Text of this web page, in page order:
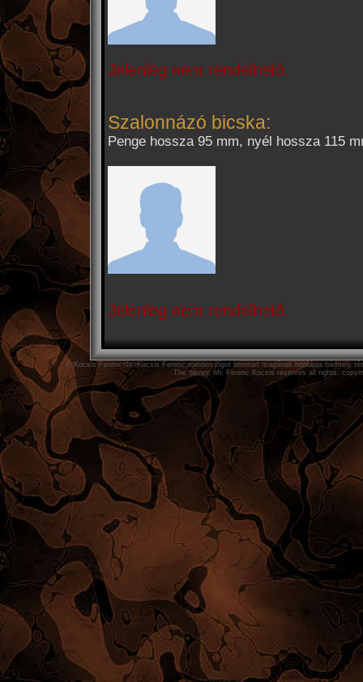
Jelenleg nem rendelhető.
Szalonnázó bicska:
Penge hossza 95 mm, nyél hossza 115
Jelenleg nem rendelhető.
© Kocsis Ferenc<br>Kocsis Ferenc minden jogot fenntart magának honlapja bármely
The owner, Mr. Ferenc Kocsis reserves all rights,